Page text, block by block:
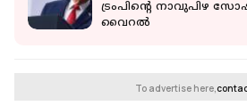
ട്രംപിൻ്റെ നാവുപിഴ
വൈറൽ
To advertise here,